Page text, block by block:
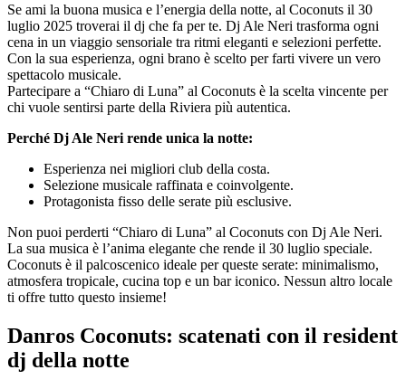
Se ami la buona musica e l’energia della notte, al Coconuts il 30
luglio 2025 troverai il dj che fa per te. Dj Ale Neri trasforma ogni
cena in un viaggio sensoriale tra ritmi eleganti e selezioni perfette.
Con la sua esperienza, ogni brano è scelto per farti vivere un vero
spettacolo musicale.
Partecipare a “Chiaro di Luna” al Coconuts è la scelta vincente per
chi vuole sentirsi parte della Riviera più autentica.
Perché Dj Ale Neri rende unica la notte:
Esperienza nei migliori club della costa.
Selezione musicale raffinata e coinvolgente.
Protagonista fisso delle serate più esclusive.
Non puoi perderti “Chiaro di Luna” al Coconuts con Dj Ale Neri.
La sua musica è l’anima elegante che rende il 30 luglio speciale.
Coconuts è il palcoscenico ideale per queste serate: minimalismo,
atmosfera tropicale, cucina top e un bar iconico. Nessun altro locale
ti offre tutto questo insieme!
Danros Coconuts: scatenati con il resident
dj della notte